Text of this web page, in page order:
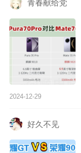
青春献给党
2024-12-29
好久不见